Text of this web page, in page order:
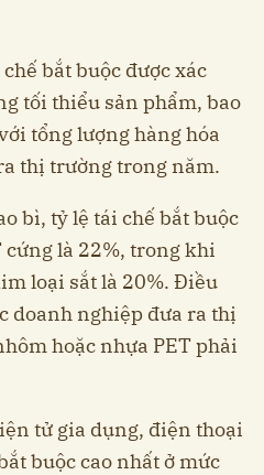
bắt buộc được xác
tối thiểu sản phẩm, bao
tổng lượng hàng hóa
thị trường trong năm.
bì, tỷ lệ tái chế bắt buộc
cứng là 22%, trong khi
loại sắt là 20%. Điều
doanh nghiệp đưa ra thị
hoặc nhựa PET phải
tử gia dụng, điện thoại
buộc cao nhất ở mức